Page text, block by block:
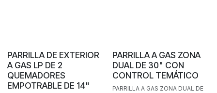
BAJO PEDIDO
PARRILLA DE EXTERIOR
A GAS LP DE 2
QUEMADORES
EMPOTRABLE DE 14"
BAJO PEDIDO
PARRILLA A GAS ZONA
DUAL DE 30" CON
CONTROL TEMÁTICO
PARRILLA A GAS ZONA DUAL DE